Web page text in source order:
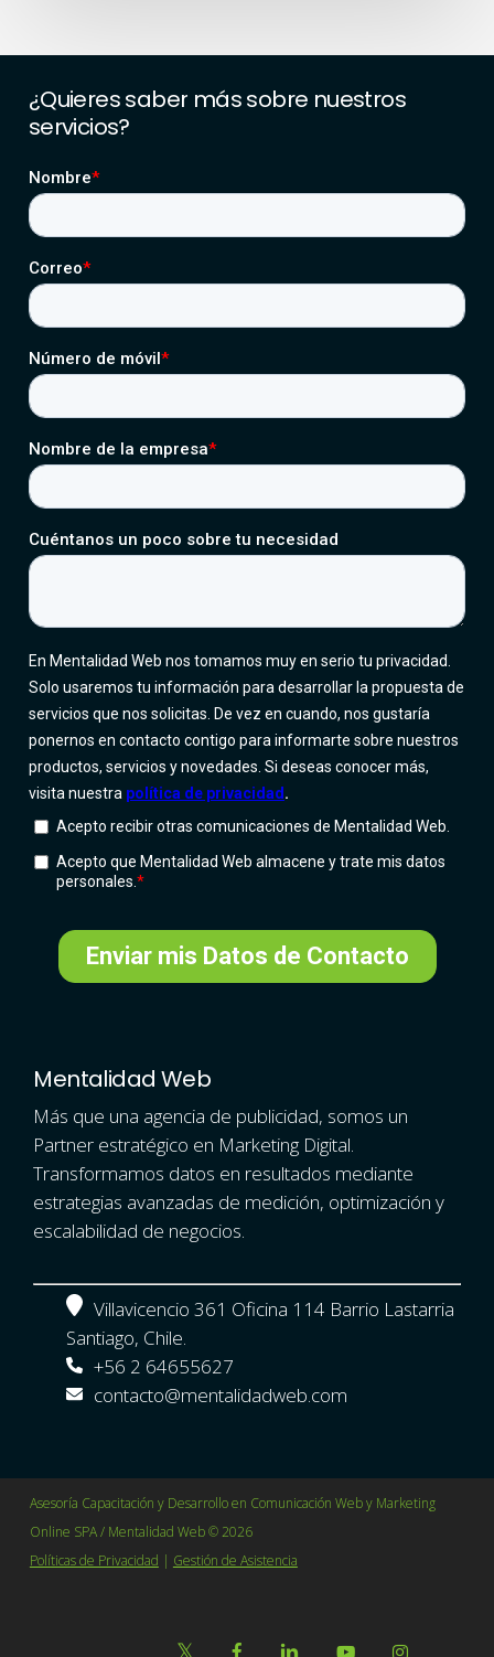
¿Quieressaber mássobre nuestros
servicios?
Mentalidad Web
Más que una agencia de publicidad, somos un
Partner estratégico en Marketing Digital.
Transformamos datos en resultados mediante
estrategias avanzadas de medición, optimización y
escalabilidad de negocios.
Villavicencio 361 Oficina 114 Barrio Lastarria
Santiago, Chile.
+56 2 64655627
contacto@mentalidadweb.com
Asesoría Capacitación y Desarrollo en Comunicación Web y Marketing
Online SPA / Mentalidad Web © 2026
Políticas de Privacidad | Gestión de Asistencia